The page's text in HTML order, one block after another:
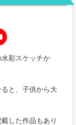
彩スケッチか
と、子供から大
した作品もあり